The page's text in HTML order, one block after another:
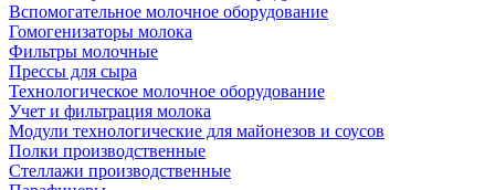
Вспомогательное молочное оборудование
Гомогенизаторы молока
Фильтры молочные
Прессы для сыра
Технологическое молочное оборудование
Учет и фильтрация молока
Модули технологические для майонезов и соусов
Полки производственные
Стеллажи производственные